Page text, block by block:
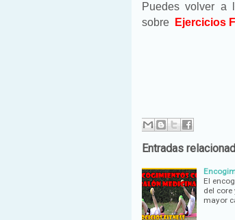
Puedes volver a
sobre
Ejercicios
Entradas
El
del
mayor